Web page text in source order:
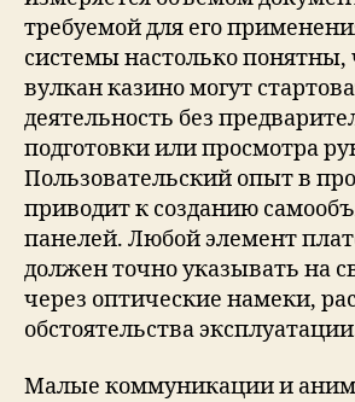
требуемой для его
системы настолько
вулкан казино могут
деятельность без
подготовки или просмотра
Пользовательский опыт в
приводит к созданию
панелей. Любой элемент
должен точно указывать на
через оптические намеки,
обстоятельства
Малые коммуникации и